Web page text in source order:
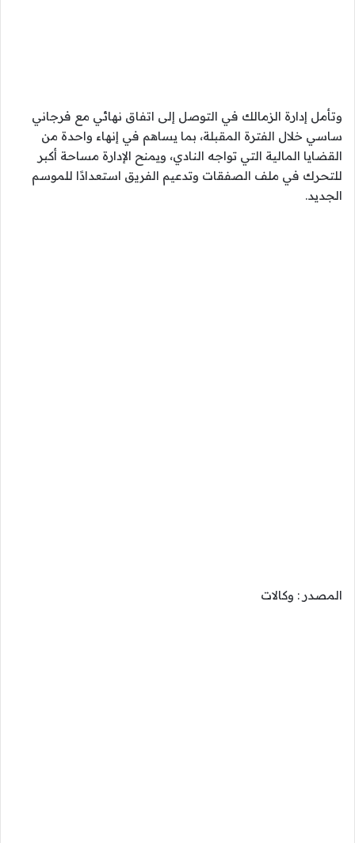
وتأمل إدارة الزمالك في التوصل إلى اتفاق نهائي مع فرجاني
ساسي خلال الفترة المقبلة، بما يساهم في إنهاء واحدة من
القضايا المالية التي تواجه النادي، ويمنح الإدارة مساحة أكبر
للتحرك في ملف الصفقات وتدعيم الفريق استعدادًا للموسم
الجديد.
المصدر : وكالات